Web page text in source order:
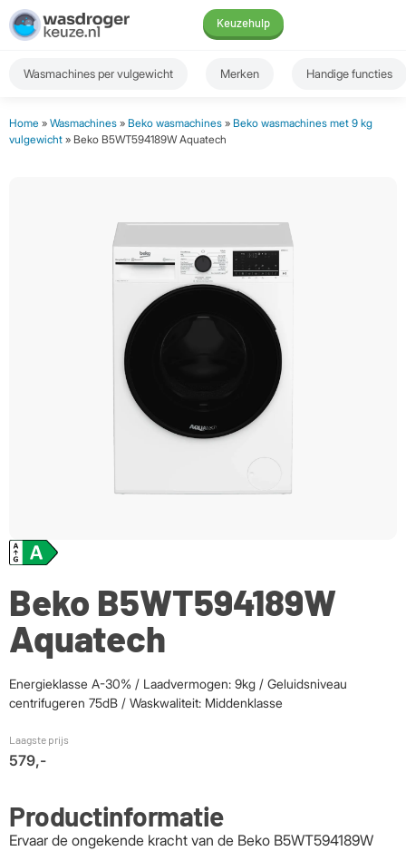
Keuzehulp
Wasmachines per vulgewicht Merken Handige functies
Home » Wasmachines » Beko wasmachines » Beko wasmachines met 9 kg
vulgewicht » Beko B5WT594189W Aquatech
Beko B5WT594189W
Aquatech
Energieklasse A-30% / Laadvermogen: 9kg / Geluidsniveau
centrifugeren 75dB / Waskwaliteit: Middenklasse
Laagste prijs
579,-
Productinformatie
Ervaar de ongekende kracht van de Beko B5WT594189W